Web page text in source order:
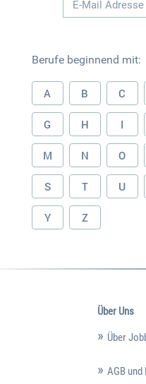
Berufe beginnend mit:
A B C
G H I
M N O
S T U
Y Z
Über Uns
Über
AGB